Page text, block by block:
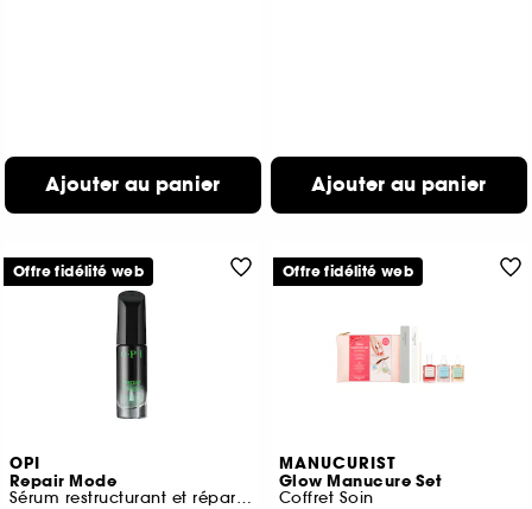
Ajouter au panier Ajouter au panier
OPI
Repair Mode
Sérum restructurant et réparateur profond de l'ongle
Offre fidélité web
MANUCURIST
Glow Manucure Set
Coffret Soin
Offre fidélité web